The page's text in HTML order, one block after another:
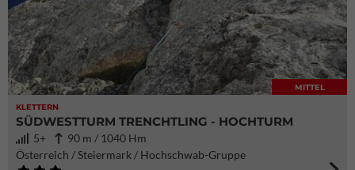
KLETTERN
MITTEL
SÜDWESTTURM TRENCHTLING - HOCHTURM
5+
90 m / 1040 Hm
Österreich / Steiermark / Hochschwab-Gruppe